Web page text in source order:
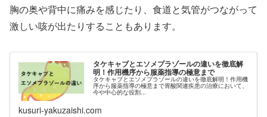
胸の奥や背中に痛みを感じたり、食道と気管がつながって
激しい咳が出たりすることもあります。
タケキャブとエソメプラゾールの違いを徹底解
明！作用機序から服薬指導の極意まで
タケキャブとエソメプラゾールの違いを徹底解明！作用機
序から服薬指導の極意まで胃酸関連疾患の治療において、
今や中心的な役割...
kusuri-yakuzaishi.com